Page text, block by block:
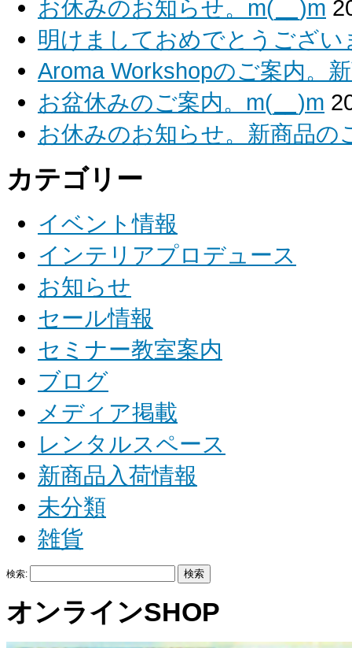
お休みのお知らせ。m(__)m
明けましておめでとうござい
Aroma Workshopのご案内。
お盆休みのご案内。m(__)m
お休みのお知らせ。新商品の
カテゴリー
イベント情報
インテリアプロデュース
お知らせ
セール情報
セミナー教室案内
ブログ
メディア掲載
レンタルスペース
新商品入荷情報
未分類
雑貨
検索:
オンラインSHOP